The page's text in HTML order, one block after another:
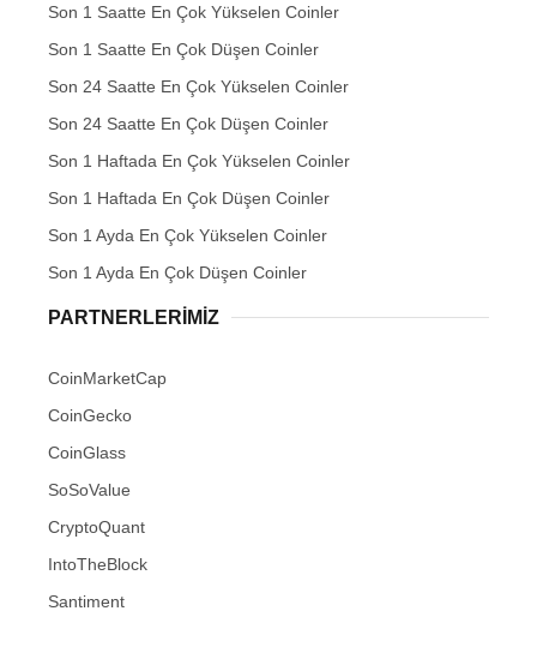
Son 1 Saatte En Çok Yükselen Coinler
Son 1 Saatte En Çok Düşen Coinler
Son 24 Saatte En Çok Yükselen Coinler
Son 24 Saatte En Çok Düşen Coinler
Son 1 Haftada En Çok Yükselen Coinler
Son 1 Haftada En Çok Düşen Coinler
Son 1 Ayda En Çok Yükselen Coinler
Son 1 Ayda En Çok Düşen Coinler
PARTNERLERIMIZ
CoinMarketCap
CoinGecko
CoinGlass
SoSoValue
CryptoQuant
IntoTheBlock
Santiment